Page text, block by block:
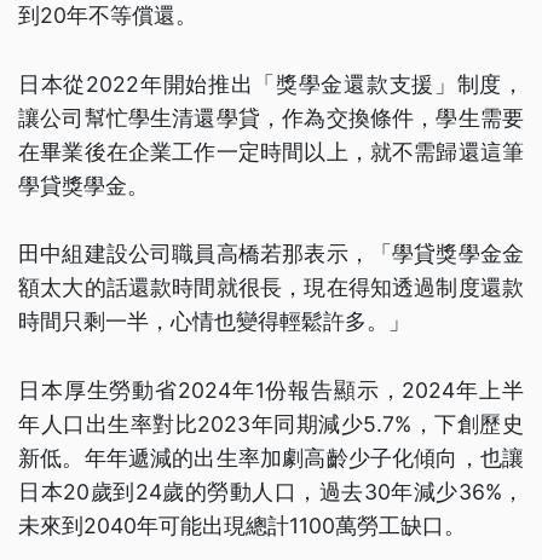
到20年不等償還。
日本從2022年開始推出「獎學金還款支援」制度，
讓公司幫忙學生清還學貸，作為交換條件，學生需要
在畢業後在企業工作一定時間以上，就不需歸還這筆
學貸獎學金。
田中組建設公司職員高橋若那表示，「學貸獎學金金
額太大的話還款時間就很長，現在得知透過制度還款
時間只剩一半，心情也變得輕鬆許多。」
日本厚生勞動省2024年1份報告顯示，2024年上半
年人口出生率對比2023年同期減少5.7%，下創歷史
新低。年年遞減的出生率加劇高齡少子化傾向，也讓
日本20歲到24歲的勞動人口，過去30年減少36%，
未來到2040年可能出現總計1100萬勞工缺口。